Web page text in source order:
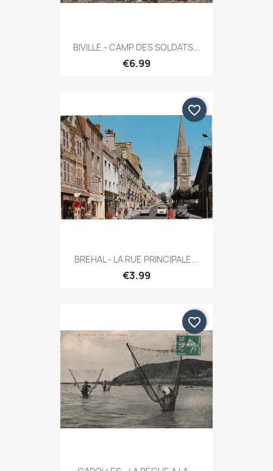
BIVILLE - CAMP DES SOLDATS...
€6.99
BREHAL - LA RUE PRINCIPALE...
€3.99
favorite_border
favorite_border